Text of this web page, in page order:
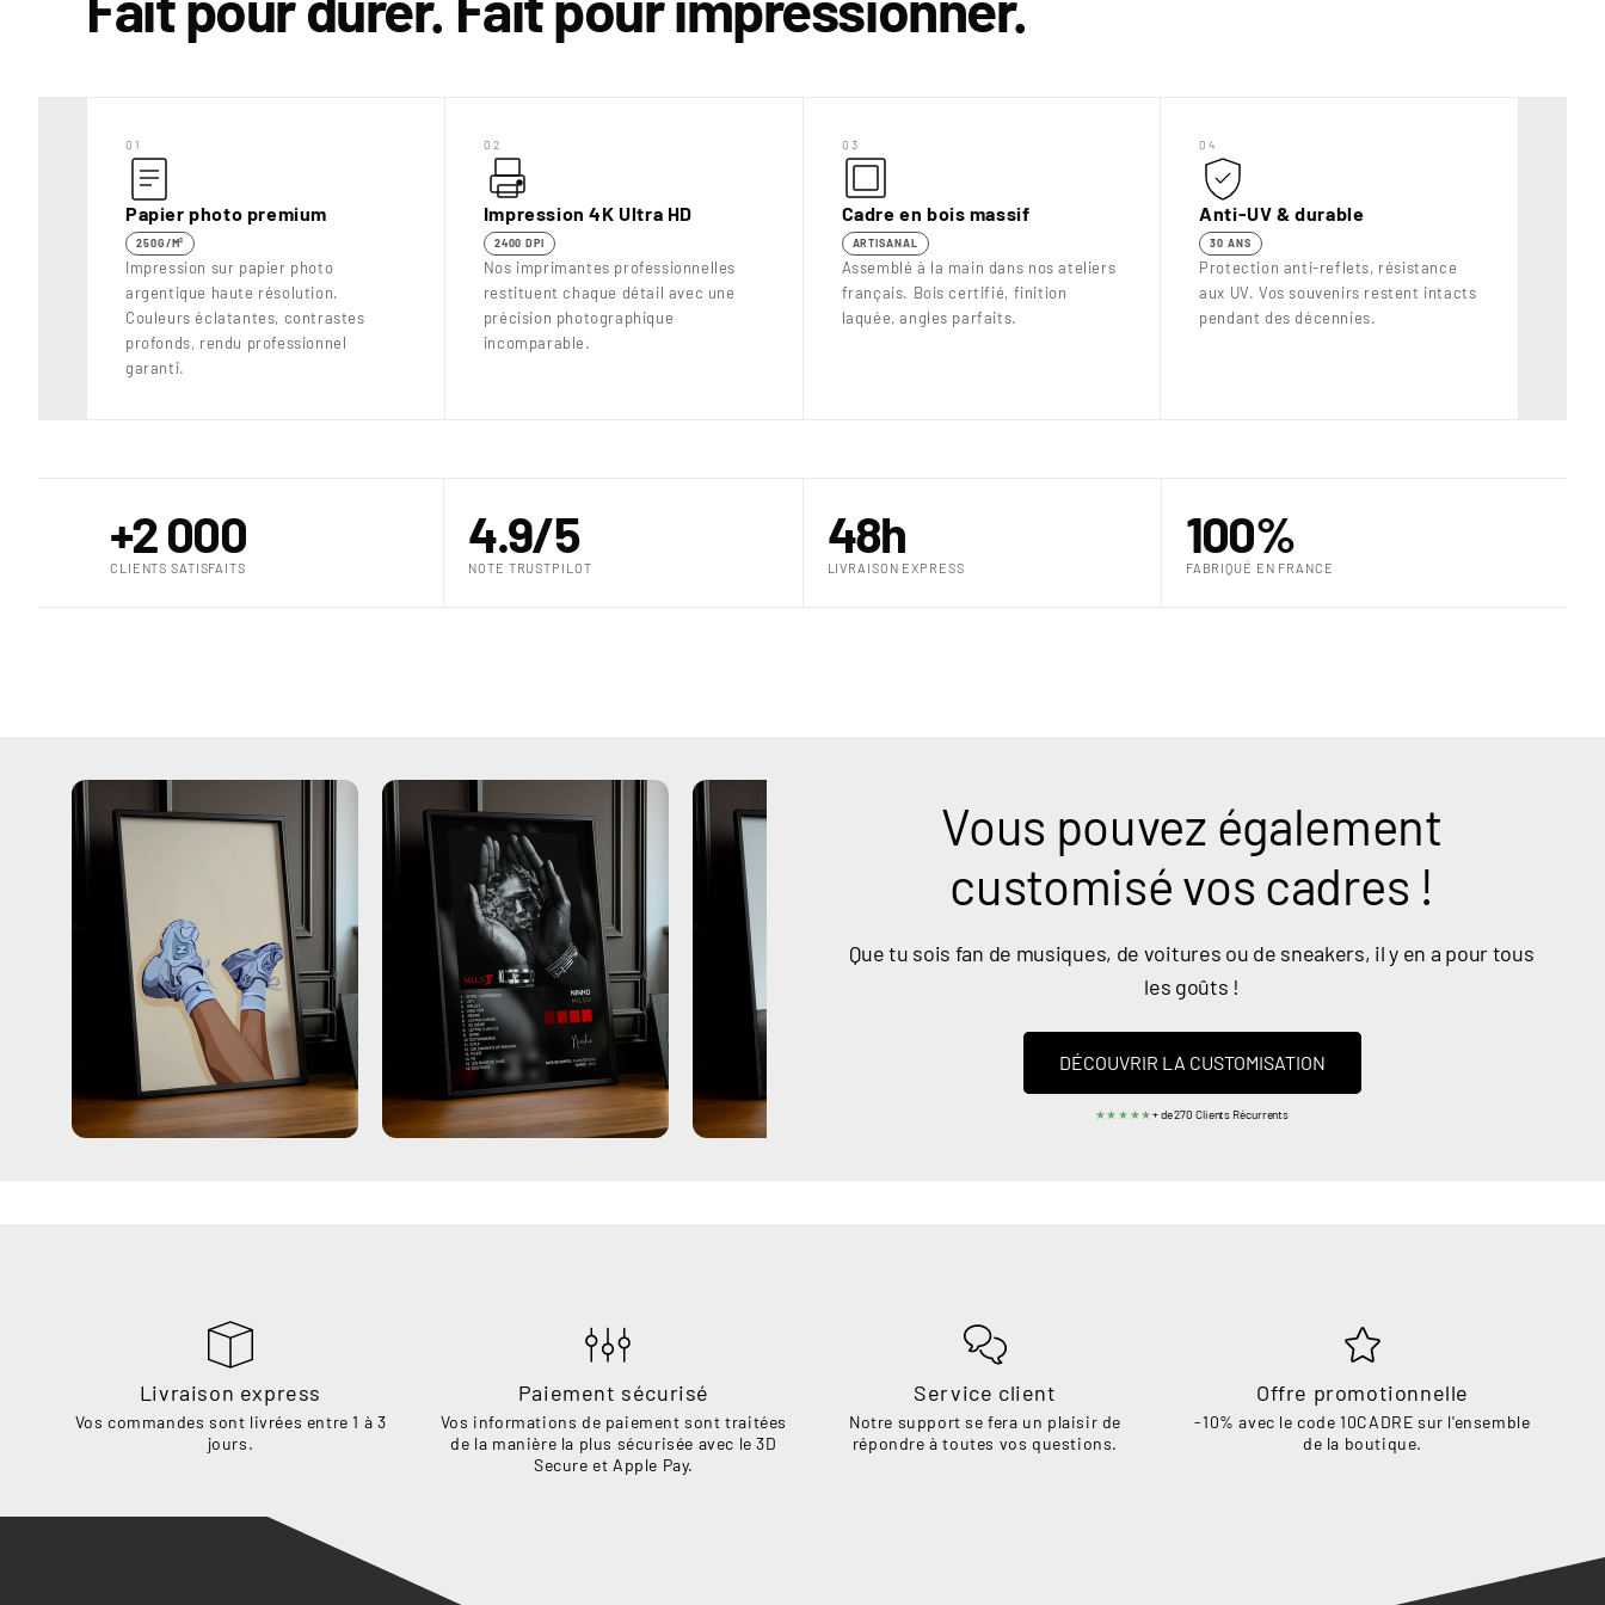
€“
01
Papier photo premium
250G/M²
Impression sur papier photo
argentique haute résolution.
Couleurs éclatantes, contrastes
profonds, rendu professionnel
garanti.
02
Impression 4K Ultra HD
2400 DPI
Nos imprimantes professionnelles
restituent chaque détail avec une
précision photographique
incomparable.
03
Cadre en bois massif
ARTISANAL
Assemblé à la main dans nos ateliers
français. Bois certifié, finition
laquée, angles parfaits.
04
Anti-UV & durable
30 ANS
Protection anti-reflets, résistance
aux UV. Vos souvenirs restent intacts
pendant des décennies.
+2 000
CLIENTS SATISFAITS
4.9/5
NOTE TRUSTPILOT
48h
LIVRAISON EXPRESS
100%
FABRIQUÉ EN FRANCE
Vous pouvez également
customisé vos cadres !
Que tu sois fan de musiques, de voitures ou de sneakers, il y en a pour tous
les goûts !
DÉCOUVRIR LA CUSTOMISATION
★★★★★+ de 270 Clients Récurrents
Livraison express
Vos commandes sont livrées entre 1 à 3
jours.
Paiement sécurisé
Vos informations de paiement sont traitées
de la manière la plus sécurisée avec le 3D
Secure et Apple Pay.
Service client
Notre support se fera un plaisir de
répondre à toutes vos questions.
Offre promotionnelle
-10% avec le code 10CADRE sur l'ensemble
de la boutique.